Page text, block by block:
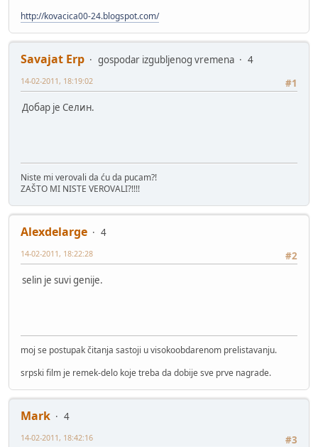
http://kovacica00-24.blogspot.com/
Savajat Erp gospodar izgubljenog vremena
4
#1
14-02-2011, 18:19:02
Добар је Селин.
Niste mi verovali da ću da pucam?!
ZAŠTO MI NISTE VEROVALI?!!!!
Alexdelarge
4
#2
14-02-2011, 18:22:28
selin je suvi genije.
moj se postupak čitanja sastoji u visokoobdarenom prelistavanju.
srpski film je remek-delo koje treba da dobije sve prve nagrade.
Mark
4
#3
14-02-2011, 18:42:16